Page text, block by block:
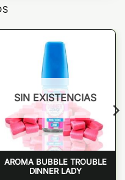
SIN EXISTENCIAS
AROMA BUBBLE TROUBLE
DINNER LADY